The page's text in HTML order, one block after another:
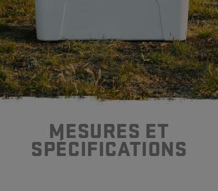
Le produit est-il facile à nettoyer ?
Ce produit est-il couvert par une
garantie ?
MESURES ET
SPÉCIFICATIONS